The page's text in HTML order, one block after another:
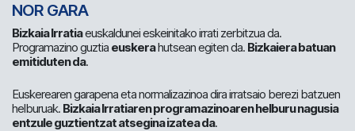
NOR GARA
Bizkaia Irratiaeuskaldunei eskeinitako irrati zerbitzua da.
Programazino guztia euskerahutsean egiten da. Bizkaiera batuan
emitiduten da.
Euskerearen garapena eta normalizazinoa dira irratsaio berezi batzuen
helburuak. Bizkaia Irratiaren programazinoaren helburu nagusia
entzule guztientzat atsegina izatea da.